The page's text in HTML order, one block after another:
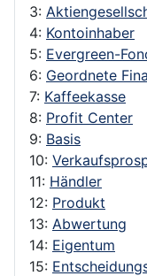
3:
4: Kontoinhaber
5: Evergreen-
6: Geordnete
7: Kaffeekasse
8: Profit Center
9: Basis
10:
11: Händler
12: Produkt
13: Abwertung
14: Eigentum
15: